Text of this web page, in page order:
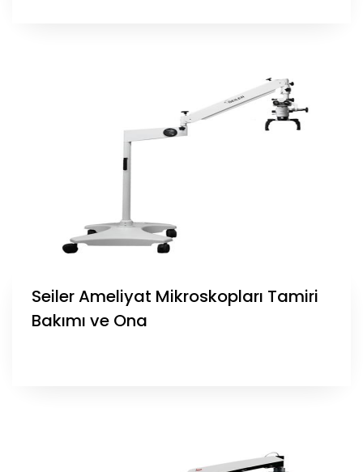
Seiler Ameliyat Mikroskopları Tamiri
Bakımı ve Ona